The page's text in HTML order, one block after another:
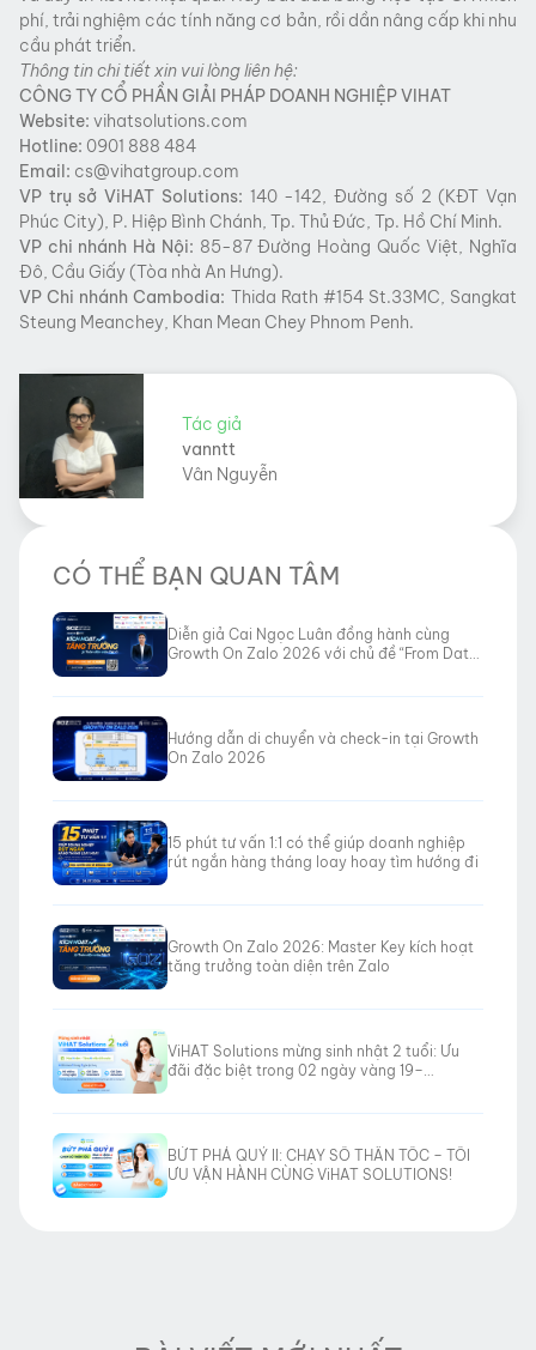
phí, trải nghiệm các tính năng cơ bản, rồi dần nâng cấp khi nhu
cầu phát triển.
Thông tin chi tiết xin vui lòng liên hệ:
CÔNG TY CỔ PHẦN GIẢI PHÁP DOANH NGHIỆP VIHAT
Website: vihatsolutions.com
Hotline: 0901 888 484
Email: cs@vihatgroup.com
VP trụ sởViHAT Solutions: 140 -142, Đường số 2 (KĐT Vạn
Phúc City), P. Hiệp Bình Chánh, Tp. Thủ Đức, Tp. Hồ Chí Minh.
VP chi nhánh Hà Nội: 85-87 Đường Hoàng Quốc Việt, Nghĩa
Đô, Cầu Giấy (Tòa nhà An Hưng).
VP Chi nhánh Cambodia: Thida Rath #154 St.33MC, Sangkat
Steung Meanchey, Khan Mean Chey Phnom Penh.
Tác giả
vanntt
Vân Nguyễn
CÓ THỂ BẠN QUAN TÂM
Diễn giả Cai Ngọc Luân đồng hành cùng
Growth On Zalo 2026 với chủ đề “From Data
Hướng dẫn di chuyển và check-in tại Growth
On Zalo 2026
15 phút tư vấn 1:1 có thể giúp doanh nghiệp
rút ngắn hàng tháng loay hoay tìm hướng đi
Growth On Zalo 2026: Master Key kích hoạt
tăng trưởng toàn diện trên Zalo
ViHAT Solutions mừng sinh nhật 2 tuổi: Ưu
đãi đặc biệt trong 02 ngày vàng 19–
BỨT PHÁ QUÝ II: CHẠY SỐ THẦN TỐC – TỐI
ƯU VẬN HÀNH CÙNG ViHAT SOLUTIONS!